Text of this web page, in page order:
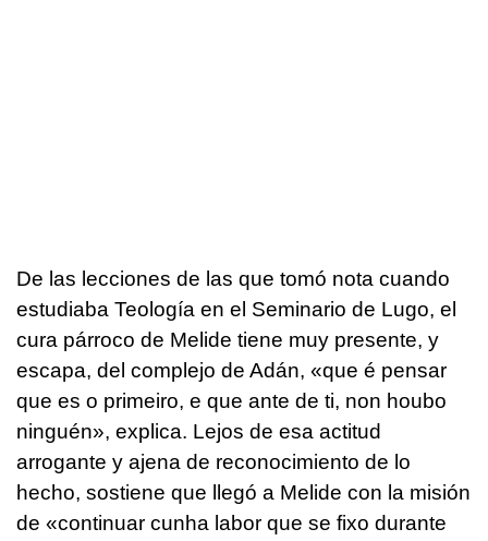
De las lecciones de las que tomó nota cuando
estudiaba Teología en el Seminario de Lugo, el
cura párroco de Melide tiene muy presente, y
escapa, del complejo de Adán, «que é pensar
que es o primeiro, e que ante de ti, non houbo
ninguén», explica. Lejos de esa actitud
arrogante y ajena de reconocimiento de lo
hecho, sostiene que llegó a Melide con la misión
de «continuar cunha labor que se fixo durante